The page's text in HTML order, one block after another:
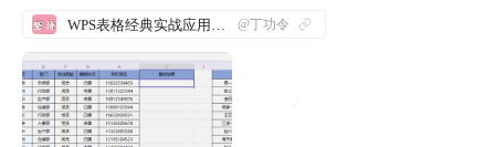
帮助大家理解这几个函数。步骤2：在I2单元格输...
@丁功令